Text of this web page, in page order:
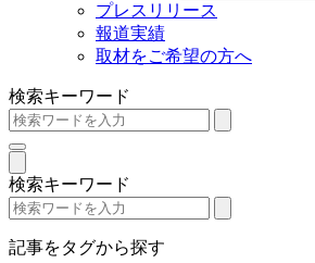
プレスリリース
報道実績
取材をご希望の方へ
検索キーワード
検索キーワード
記事をタグから探す